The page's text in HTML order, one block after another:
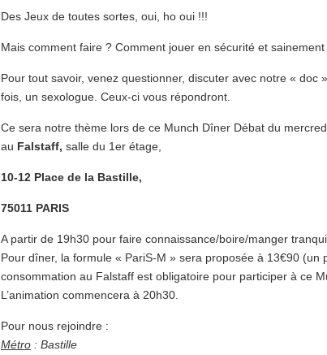
Des Jeux de toutes sortes, oui, ho oui !!!
Mais comment faire ? Comment jouer en sécurité et sainement
Pour tout savoir, venez questionner, discuter avec notre « doc
fois, un sexologue. Ceux-ci vous répondront.
Ce sera notre thème lors de ce Munch Dîner Débat du
au Falstaff, salle du 1er étage,
10-12 Place de la Bastille,
75011 PARIS
A partir de 19h30 pour faire connaissance/boire/manger
Pour dîner, la formule « PariS-M » sera proposée à 13€90 (un
consommation au Falstaff est obligatoire pour participer à ce
L’animation commencera à 20h30.
Pour nous rejoindre :
Métro : Bastille